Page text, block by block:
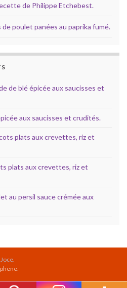
de Philippe Etchebest.
poulet panées au paprika fumé.
de blé épicée aux saucisses et
aux saucisses et crudités.
plats aux crevettes, riz et
plats aux crevettes, riz et
au persil sauce crémée aux